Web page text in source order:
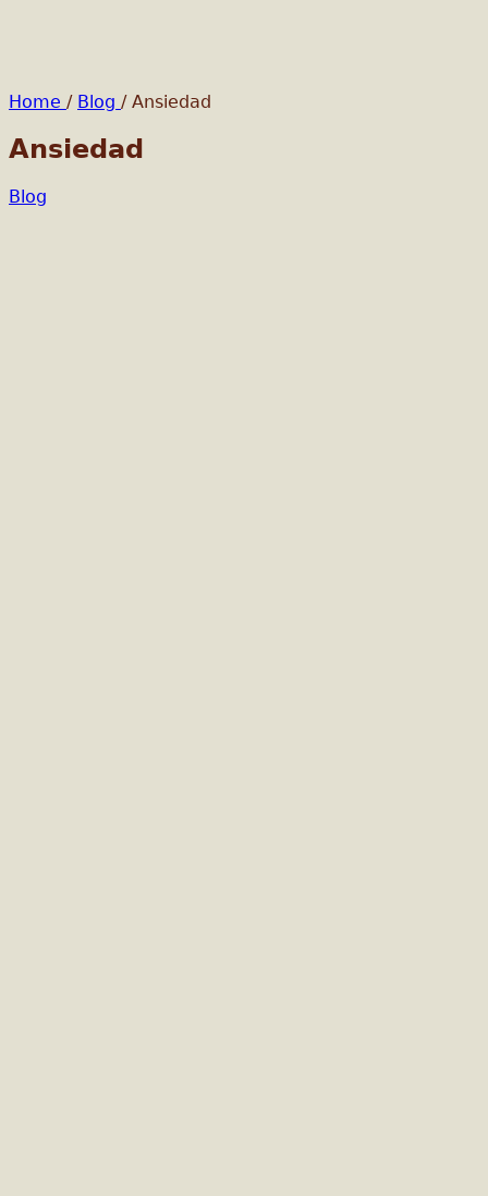
Home / Blog / Ansiedad
Ansiedad
Blog